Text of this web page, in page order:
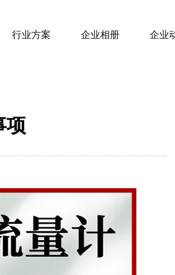
行业方案 企业相册 企业
项